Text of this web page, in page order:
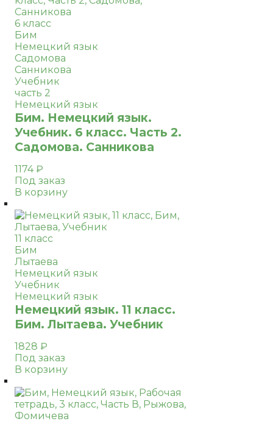
6 класс
Бим
Немецкий язык
Садомова
Санникова
Учебник
часть 2
Немецкий язык
Бим. Немецкий язык.
Учебник. 6 класс. Часть 2.
Садомова. Санникова
1174₽
Под заказ
В корзину
11 класс
Бим
Лытаева
Немецкий язык
Учебник
Немецкий язык
Немецкий язык. 11 класс.
Бим. Лытаева. Учебник
1828 ₽
Под заказ
В корзину